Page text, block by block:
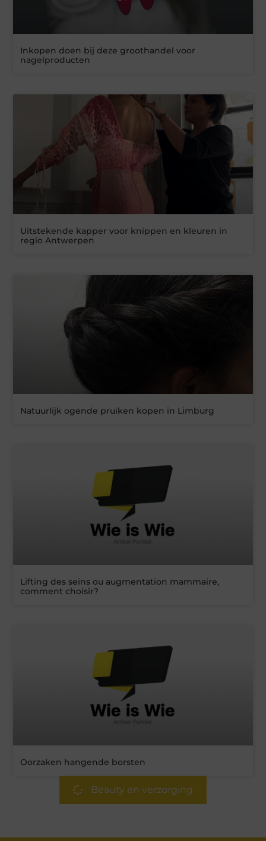
Inkopen doen bij deze groothandel voor
nagelproducten
Uitstekende kapper voor knippen en kleuren in
regio Antwerpen
Natuurlijk ogende pruiken kopen in Limburg
Lifting des seins ou augmentation mammaire,
comment choisir?
Oorzaken hangende borsten
Beauty en verzorging